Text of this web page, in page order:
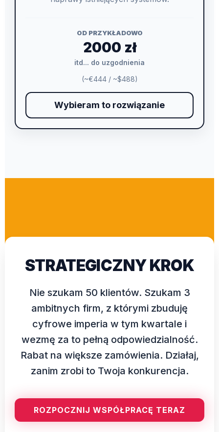
OD PRZYKŁADOWO
2000 zł
itd... do uzgodnienia
(~€444 / ~$488)
Wybieram to rozwiązanie
STRATEGICZNY KROK
Nie szukam 50 klientów. Szukam 3
ambitnych firm, z którymi zbuduję
cyfrowe imperia w tym kwartale i
wezmę za to pełną odpowiedzialność.
Rabat na większe zamówienia. Działaj,
zanim zrobi to Twoja konkurencja.
ROZPOCZNIJ WSPÓŁPRACĘ TERAZ